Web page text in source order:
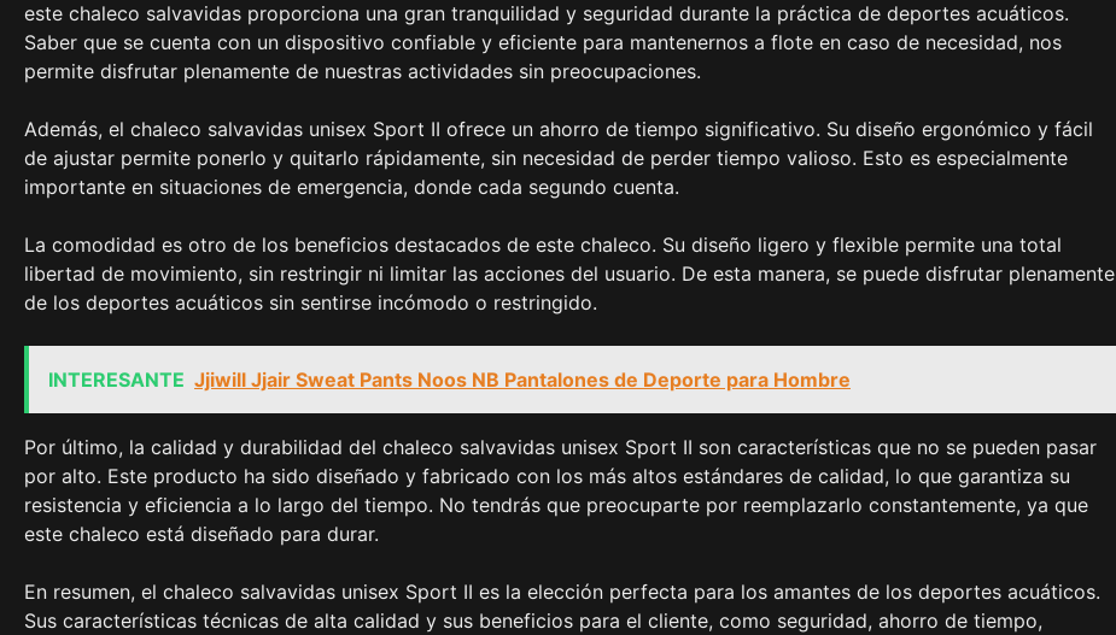
este chaleco salvavidas proporciona una gran tranquilidad y seguridad durante la práctica de deportes acuáticos.
Saber que se cuenta con un dispositivo confiable y eficiente para mantenernos a flote en caso de necesidad, nos
permite disfrutar plenamente de nuestras actividades sin preocupaciones.
Además, el chaleco salvavidas unisex Sport II ofrece un ahorro de tiempo significativo. Su diseño ergonómico y fácil
de ajustar permite ponerlo y quitarlo rápidamente, sin necesidad de perder tiempo valioso. Esto es especialmente
importante en situaciones de emergencia, donde cada segundo cuenta.
La comodidad es otro de los beneficios destacados de este chaleco. Su diseño ligero y flexible permite una total
libertad de movimiento, sin restringir ni limitar las acciones del usuario. De esta manera, se puede disfrutar plenamente
de los deportes acuáticos sin sentirse incómodo o restringido.
INTERESANTE Jjiwill Jjair Sweat Pants Noos NB Pantalones de Deporte para Hombre
Por último, la calidad y durabilidad del chaleco salvavidas unisex Sport II son características que no se pueden pasar
por alto. Este producto ha sido diseñado y fabricado con los más altos estándares de calidad, lo que garantiza su
resistencia y eficiencia a lo largo del tiempo. No tendrás que preocuparte por reemplazarlo constantemente, ya que
este chaleco está diseñado para durar.
En resumen, el chaleco salvavidas unisex Sport II es la elección perfecta para los amantes de los deportes acuáticos.
Sus características técnicas de alta calidad y sus beneficios para el cliente, como seguridad, ahorro de tiempo,